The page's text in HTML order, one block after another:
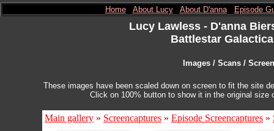
Home About Lucy About D'anna Episode
Lucy Lawless - D'anna
Battlestar
Images / Scans /
These images have been scaled down on screen to fit the site
Click on 100% button to show it in the original
Main gallery » Screencaptures » Episode Screencaptures »